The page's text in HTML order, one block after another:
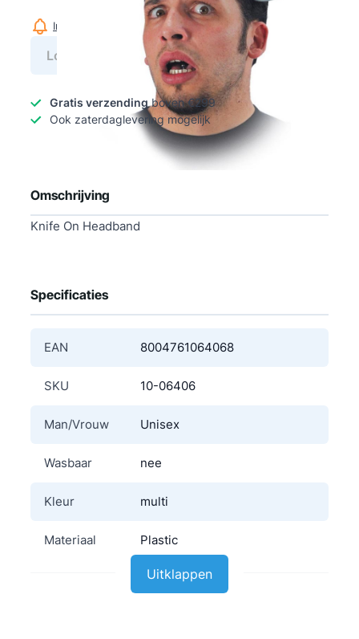
Informeer mij wanneer dit product op voorraad is
Log in voor prijs
Gratis verzendingboven €299
Ook zaterdaglevering mogelijk
Omschrijving
Knife On Headband
Specificaties
EAN 8004761064068
SKU 10-06406
Man/Vrouw Unisex
Wasbaar nee
Kleur multi
Materiaal Plastic
Uitklappen